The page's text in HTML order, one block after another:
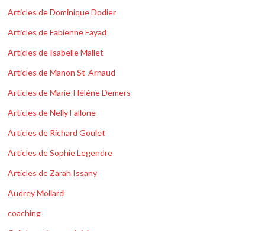
Articles de Dominique Dodier
Articles de Fabienne Fayad
Articles de Isabelle Mallet
Articles de Manon St-Arnaud
Articles de Marie-Hélène Demers
Articles de Nelly Fallone
Articles de Richard Goulet
Articles de Sophie Legendre
Articles de Zarah Issany
Audrey Mollard
coaching